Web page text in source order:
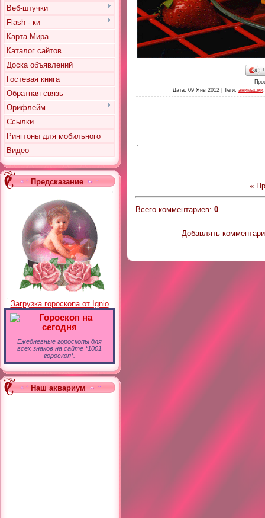
Веб-штучки
Flash - ки
Карта Мира
Каталог сайтов
Доска объявлений
Гостевая книга
Обратная связь
Орифлейм
Ссылки
Рингтоны для мобильного
Видео
Предсказание
Загрузка гороскопа от Ignio
Гороскоп на
сегодня
Ежедневные гороскопы для
всех знаков на сайте *1001
гороскоп*.
Наш аквариум
Дата: 09 Янв 2012 | Теги: анимашки
«
Всего комментариев: 0
Добавлять